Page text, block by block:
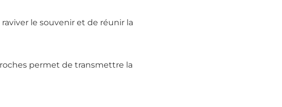
le souvenir et de réunir la
permet de transmettre la